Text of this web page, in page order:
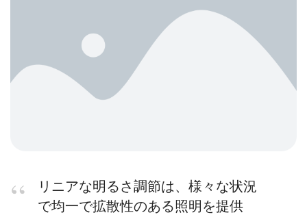
リニアな明るさ調節は、様々な状況
で均一で拡散性のある照明を提供